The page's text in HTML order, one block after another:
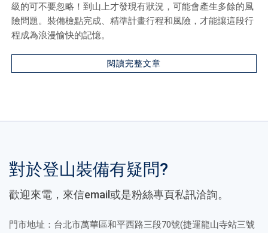
級的可不要忽略！到山上才發現有狀況，可能會產生多餘的風
險問題。裝備檢點完成、精準計畫行程和風險，才能讓這段行
程成為浪漫愉快的記憶。
閱讀完整文章
對於登山裝備有疑問?
歡迎來電，來信email或是粉絲專頁私訊洽詢。
門市地址：台北市萬華區和平西路三段70號(捷運龍山寺站三號